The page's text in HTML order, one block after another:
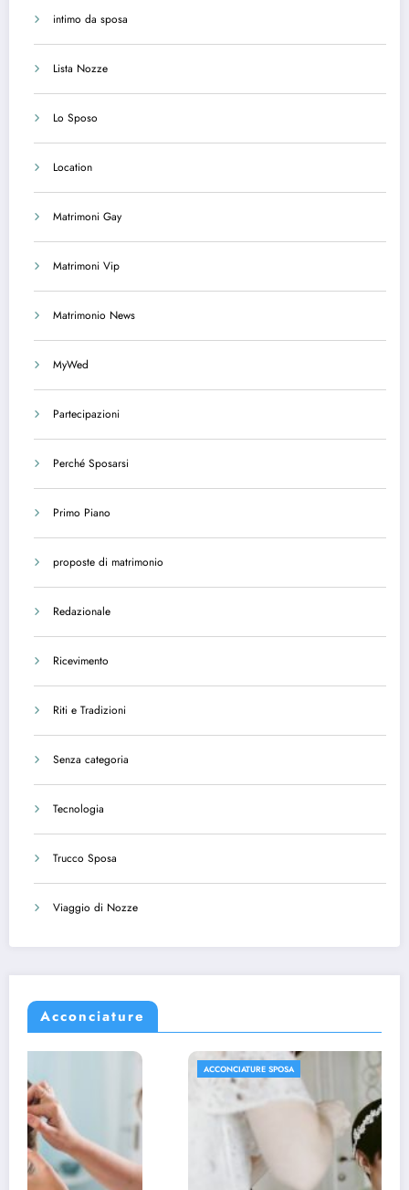
intimo da sposa
Lista Nozze
Lo Sposo
Location
Matrimoni Gay
Matrimoni Vip
Matrimonio News
MyWed
Partecipazioni
Perché Sposarsi
Primo Piano
proposte di matrimonio
Redazionale
Ricevimento
Riti e Tradizioni
Senza categoria
Tecnologia
Trucco Sposa
Viaggio di Nozze
Acconciature